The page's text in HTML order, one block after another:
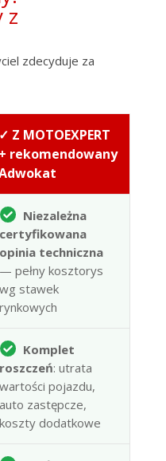
z
zdecyduje za
✓ Z MOTOEXPERT
+ rekomendowany
Niezależna
certyfikowana
opinia techniczna
— pełny kosztorys
wg stawek
rynkowych
Komplet
roszczeń: utrata
wartości pojazdu,
auto zastępcze,
koszty dodatkowe